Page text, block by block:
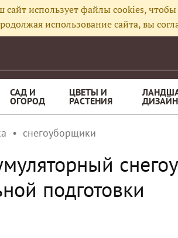
сайт использует файлы cookies,
использование сайта, вы
САД И
ОГОРОД
ЦВЕТЫ И
РАСТЕНИЯ ДИЗАЙН
снегоуборщики
подготовки